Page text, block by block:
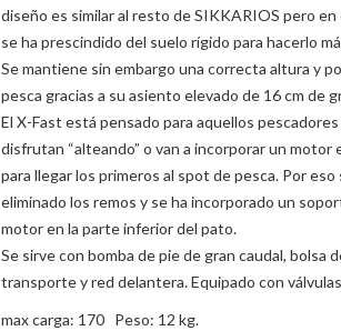
diseño es similar al resto de SIKKARIOS pero en
se ha prescindido del suelo rígido para hacerlo
Se mantiene sin embargo una correcta altura y
pesca gracias a su asiento elevado de 16 cm de
El X-Fast está pensado para aquellos
disfrutan “alteando” o van a incorporar un motor
para llegar los primeros al spot de pesca. Por eso
eliminado los remos y se ha incorporado un
motor en la parte inferior del pato.
Se sirve con bomba de pie de gran caudal, bolsa
transporte y red delantera. Equipado con
max carga: 170 Peso: 12 kg.